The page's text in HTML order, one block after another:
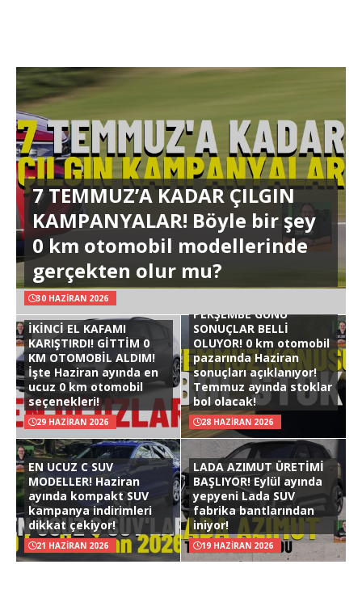
7 TEMMUZ’A KADAR ÇILGIN
KAMPANYALAR! Böyle bir şey
0 km otomobil modellerinde
gerçekten olur mu?
30 HAZIRAN 2026
İKİNCİ EL KAFAMI
KARIŞTIRDI! GİTTİM 0
KM OTOMOBİL ALDIM!
İşte Haziran ayında en
ucuz 0 km otomobil
seçenekleri!
29 HAZIRAN 2026
PERŞEMBE GÜNÜ
SONUÇLAR BELLİ
OLUYOR! 0 km otomobil
pazarında Haziran
sonuçları açıklanıyor!
Temmuz ayında stoklar
bol olacak!
28 HAZIRAN 2026
EN UCUZ C SUV
MODELLER! Haziran
ayında kompakt SUV
kampanya indirimleri
dikkat çekiyor!
21 HAZIRAN 2026
LADA AZIMUT ÜRETİMİ
BAŞLIYOR! Eylül ayında
yepyeni Lada SUV
fabrika bantlarından
iniyor!
19 HAZIRAN 2026